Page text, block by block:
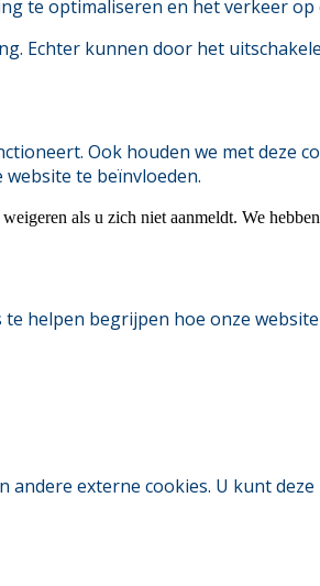
te optimaliseren en het verkeer op
Echter kunnen door het
Ook houden we met deze
te beïnvloeden.
als u zich niet aanmeldt. We
helpen begrijpen hoe onze
externe cookies. U kunt